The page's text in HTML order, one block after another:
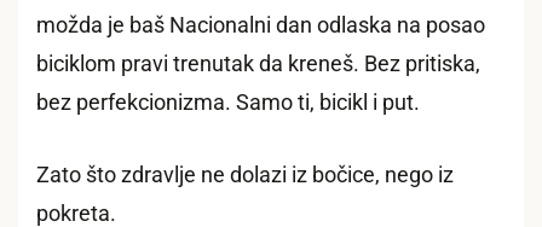
možda je baš Nacionalni dan odlaska na posao
biciklom pravi trenutak da kreneš. Bez pritiska,
bez perfekcionizma. Samo ti, bicikl i put.
Zato što zdravlje ne dolazi iz bočice, nego iz
pokreta.